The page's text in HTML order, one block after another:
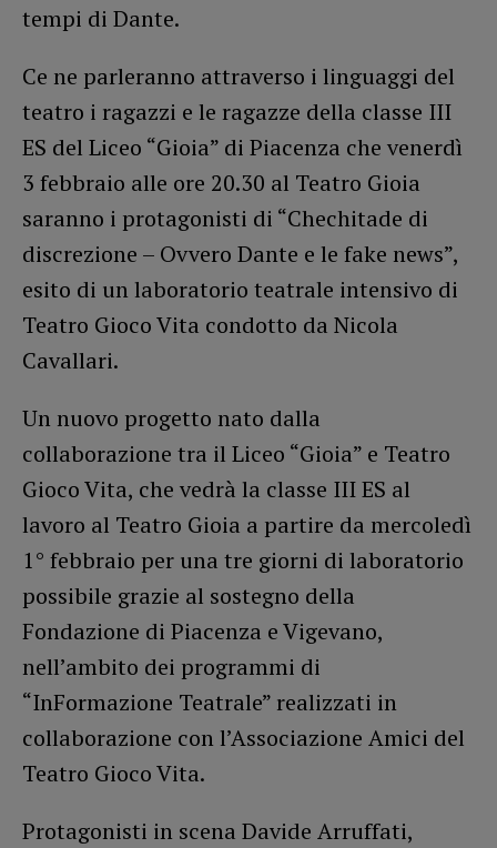
tempi di Dante.
Ce ne parleranno attraverso i linguaggi del
teatro i ragazzi e le ragazze della classe III
ES del Liceo “Gioia” di Piacenza che venerdì
3 febbraio alle ore 20.30 al Teatro Gioia
saranno i protagonisti di “Chechitade di
discrezione – Ovvero Dante e le fake news”,
esito di un laboratorio teatrale intensivo di
Teatro Gioco Vita condotto da Nicola
Cavallari.
Un nuovo progetto nato dalla
collaborazione tra il Liceo “Gioia” e Teatro
Gioco Vita, che vedrà la classe III ES al
lavoro al Teatro Gioia a partire da mercoledì
1° febbraio per una tre giorni di laboratorio
possibile grazie al sostegno della
Fondazione di Piacenza e Vigevano,
nell’ambito dei programmi di
“InFormazione Teatrale” realizzati in
collaborazione con l’Associazione Amici del
Teatro Gioco Vita.
Protagonisti in scena Davide Arruffati,